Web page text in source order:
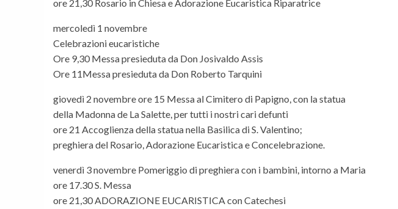
ore 21,30 Rosario in Chiesa e Adorazione Eucaristica Riparatrice
mercoledì 1 novembre
Celebrazioni eucaristiche
Ore 9,30 Messa presieduta da Don Josivaldo Assis
Ore 11Messa presieduta da Don Roberto Tarquini
giovedì 2 novembre ore 15 Messa al Cimitero di Papigno, con la statua
della Madonna de La Salette, per tutti i nostri cari defunti
ore 21 Accoglienza della statua nella Basilica di S. Valentino;
preghiera del Rosario, Adorazione Eucaristica e Concelebrazione.
venerdì 3 novembre Pomeriggio di preghiera con i bambini, intorno a Maria
ore 17.30 S. Messa
ore 21,30 ADORAZIONE EUCARISTICA con Catechesi